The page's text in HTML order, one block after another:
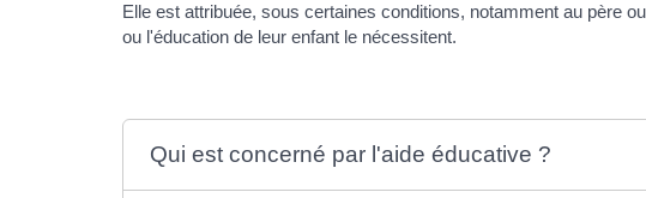
Elle est attribuée, sous certaines conditions, notamment au père
ou l'éducation de leur enfant le nécessitent.
Qui est concerné par l'aide éducative ?